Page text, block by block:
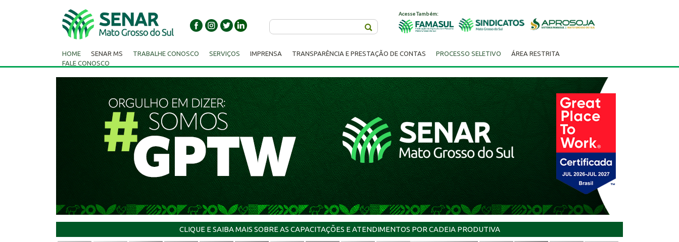
Acesse Também:
HOME SENAR MS TRABALHE CONOSCO SERVIÇOS IMPRENSA TRANSPARÊNCIA E PRESTAÇÃO DE CONTAS PROCESSO SELETIVO
ÁREA RESTRITA
FALE CONOSCO
CLIQUE E SAIBA MAIS SOBRE AS CAPACITAÇÕES E ATENDIMENTOS POR CADEIA PRODUTIVA